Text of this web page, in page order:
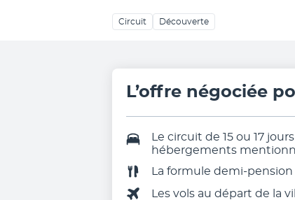
Circuit Découverte
L’offre négociée
Le circuit de 15 ou 17
hébergements
La formule demi-pension
Les vols au départ de la